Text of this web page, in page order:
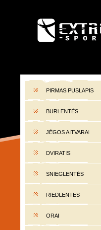
EXTREME-
PIRMAS PUSLAPIS
BURLENTĖS
JĖGOS AITVARAI
DVIRATIS
SNIEGLENTĖS
RIEDLENTĖS
ORAI